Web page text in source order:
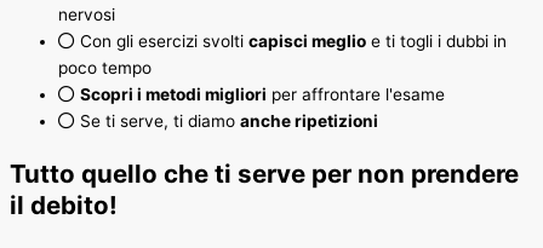
nervosi
Con gli esercizi svolti capisci meglio e ti togli i dubbi in
poco tempo
Scopri i metodi migliori per affrontare l'esame
Se ti serve, ti diamo anche ripetizioni
Tutto quello che ti serve per non prendere
il debito!